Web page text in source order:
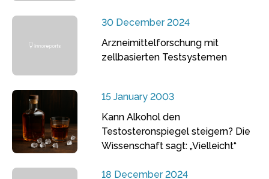
30 December 2024
Arzneimittelforschung mit
zellbasierten Testsystemen
15 January 2003
Kann Alkohol den
Testosteronspiegel steigern? Die
Wissenschaft sagt: „Vielleicht“
18 December 2024